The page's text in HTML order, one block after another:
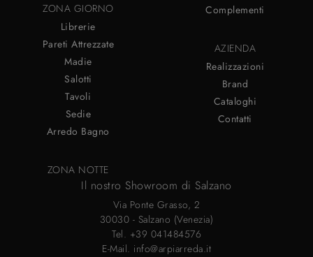
ZONA GIORNO
Librerie
Pareti Attrezzate
Madie
Salotti
Tavoli
Sedie
Arredo Bagno
ZONA NOTTE
Complementi
AZIENDA
Realizzazioni
Brand
Cataloghi
Contatti
Il nostro Showroom di Salzano
Via Ponte Grasso, 2
30030 - Salzano (Venezia)
Tel. +39 041484576
E-Mail. info@arpiarreda.it